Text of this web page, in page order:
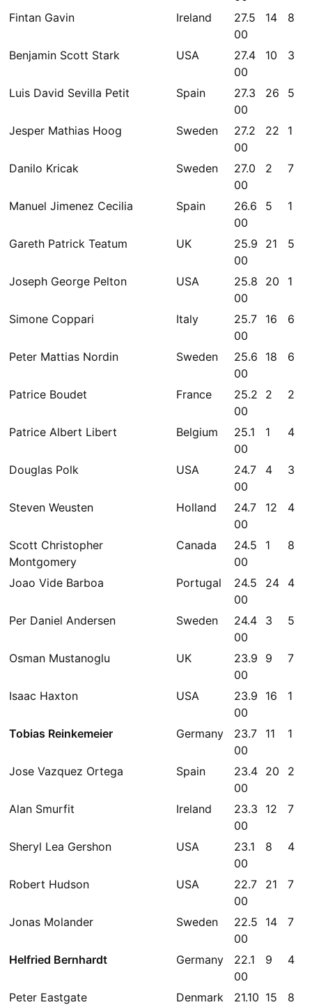
Fintan Gavin
Ireland
27.5
00
14 8
Benjamin Scott Stark USA
27.4
00
10 3
Luis David Sevilla Petit Spain
27.3
00
26 5
Jesper Mathias Hoog Sweden
27.2
00
22 1
Danilo Kricak Sweden
27.0
00
2 7
Manuel Jimenez Cecilia Spain
26.6
00
5 1
Gareth Patrick Teatum UK
25.9
00
21 5
Joseph George Pelton USA
25.8
00
20 1
Simone Coppari Italy
25.7
00
16 6
Peter Mattias Nordin Sweden
25.6
00
18 6
Patrice Boudet France
25.2
00
2 2
Patrice Albert Libert Belgium
25.1
00
1 4
Douglas Polk USA
24.7
00
4 3
Steven Weusten Holland
24.7
00
12 4
Scott Christopher
Montgomery
Canada
24.5
00
1 8
Joao Vide Barboa Portugal
24.5
00
24 4
Per Daniel Andersen Sweden
24.4
00
3 5
Osman Mustanoglu UK
23.9
00
9 7
Isaac Haxton USA
23.9
00
16 1
Tobias Reinkemeier Germany
23.7
00
11 1
Jose Vazquez Ortega Spain
23.4
00
20 2
Alan Smurfit Ireland
23.3
00
12 7
Sheryl Lea Gershon USA
23.1
00
8 4
Robert Hudson USA
22.7
00
21 7
Jonas Molander Sweden
22.5
00
14 7
Helfried Bernhardt Germany
22.1
00
9 4
Peter Eastgate Denmark
21.10 15 8